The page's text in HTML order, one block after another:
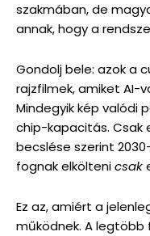
szakmában, de
annak, hogy a
Gondolj bele: azok a
rajzfilmek, amiket AI-
Mindegyik kép valódi
chip-kapacitás. Csak
becslése szerint
fognak elköltenicsak
Ez az, amiért a
működnek. A legtöbb